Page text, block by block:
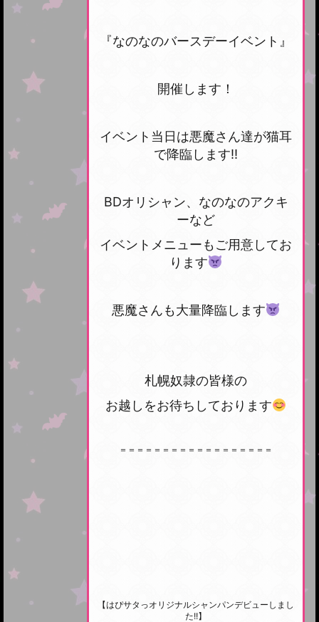
『なのなのバースデーイベント』
開催します！
イベント当日は悪魔さん達が猫耳
で降臨します‼
BDオリシャン、なのなのアクキ
ーなど
イベントメニューもご用意してお
ります
悪魔さんも大量降臨します
札幌奴隷の皆様の
お越しをお待ちしております
＝＝＝＝＝＝＝＝＝＝＝＝＝＝＝＝＝＝
【はぴサタっオリジナルシャンパンデビューしまし
た!!】